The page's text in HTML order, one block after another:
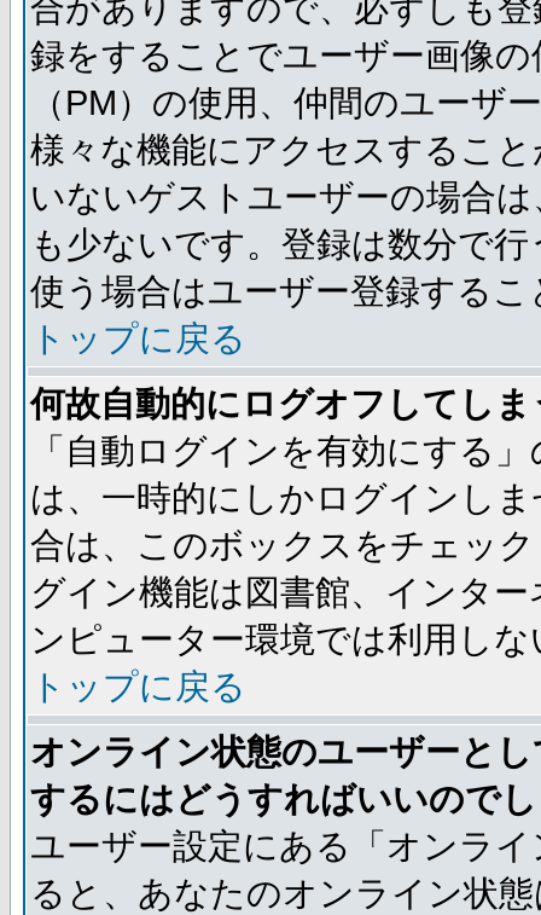
合がありますので、必ずしも
録をすることでユーザー画像
（PM）の使用、仲間のユーザ
様々な機能にアクセスするこ
いないゲストユーザーの場合
も少ないです。登録は数分で
使う場合はユーザー登録する
トップに戻る
何故自動的にログオフしてし
「自動ログインを有効にする
は、一時的にしかログインし
合は、このボックスをチェッ
グイン機能は図書館、インタ
ンピューター環境では利用し
トップに戻る
オンライン状態のユーザーと
するにはどうすればいいので
ユーザー設定にある「オンラ
ると、あなたのオンライン状